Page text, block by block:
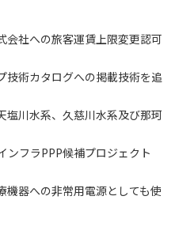
会社への旅客運賃上限変更認可
技術カタログへの掲載技術を追
塩川水系、久慈川水系及び那珂
ンフラPPP候補プロジェクト
機器への非常用電源としても使